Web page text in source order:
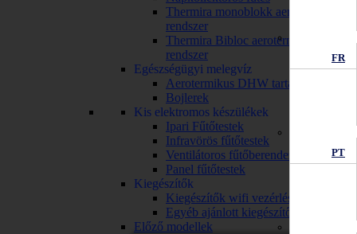
FR
PT
Thermira monoblokk aerotermikus
rendszer
Thermira Bibloc aerotermikus
rendszer
Egészségügyi melegvíz
Aerotermikus DHW tartály
Bojlerek
Kis elektromos készülékek
Ipari Fűtőtestek
Infravörös fűtőtestek
Ventilátoros fűtőberendezések
Panel fűtőtestek
Kiegészítők
Kiegészítők wifi vezérléssel
Egyéb ajánlott kiegészítők
Előző modellek